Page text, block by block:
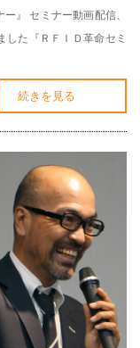
』 セミナー動画配信、
た『ＲＦＩＤ革命セミ
続きを見る